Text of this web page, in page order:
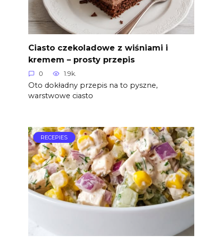
Ciasto czekoladowe z wiśniami i
kremem – prosty przepis
0 1.9k.
Oto dokładny przepis na to pyszne,
warstwowe ciasto
RECEPIES